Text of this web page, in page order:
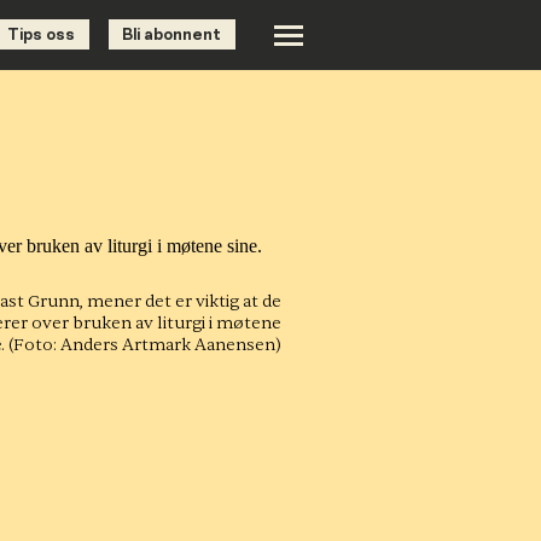
Tips oss Bli abonnent
Grunn, mener det er viktig at de
over bruken av liturgi i møtene
(Foto: Anders Artmark Aanensen)